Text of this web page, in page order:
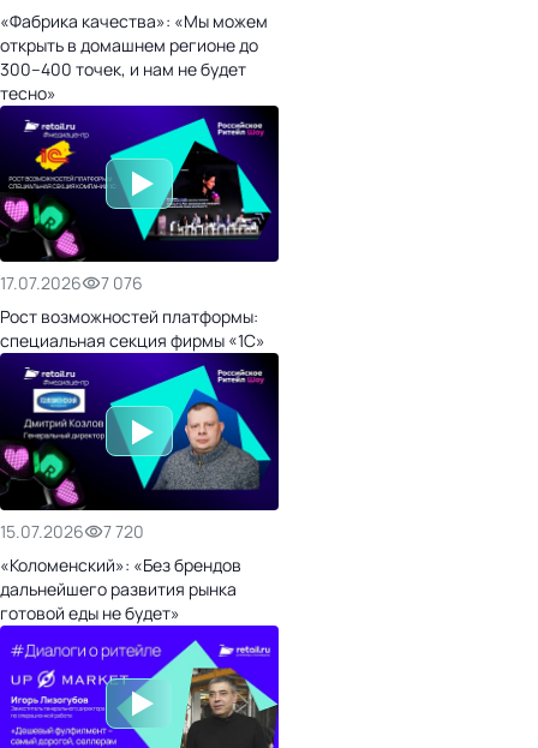
«Фабрика качества»: «Мы можем
открыть в домашнем регионе до
300–400 точек, и нам не будет
тесно»
17.07.2026
7 076
Рост возможностей платформы:
специальная секция фирмы «1С»
15.07.2026
7 720
«Коломенский»: «Без брендов
дальнейшего развития рынка
готовой еды не будет»